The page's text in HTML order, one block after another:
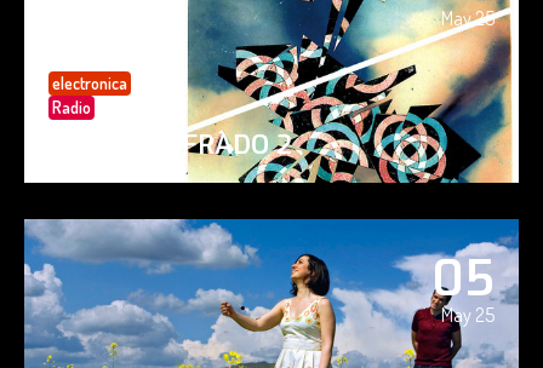
May 25
electronica
Radio
PAISAJE CIFRADO 2
05
May 25